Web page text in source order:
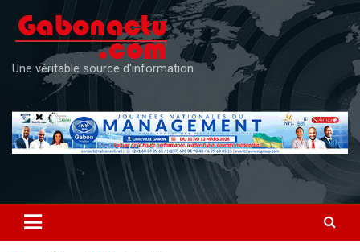
content
Une véritable source d'information